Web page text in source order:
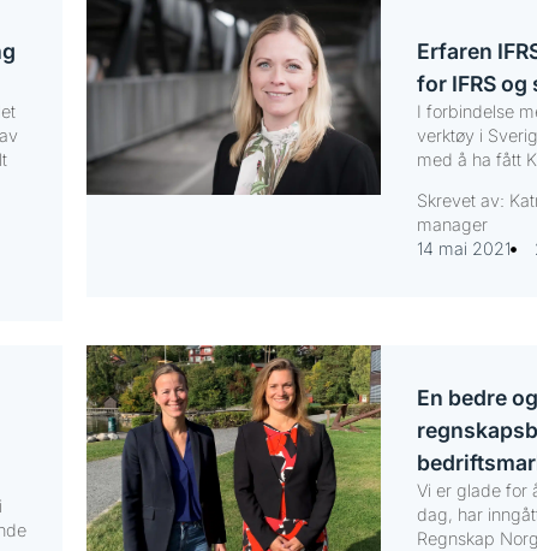
Erfaren
for IFRS og
I forbindelse
verktøy i
med å ha fått
Skrevet av:
manager
14 mai 2021
En bedre
Vi er glade for
dag, har
Regnskap